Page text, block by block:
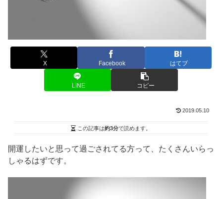
X Facebook はてブ
LINE コピー
2019.05.10
この記事は約3分で読めます。
開運したいと思って過ごされてる方って、たくさんいらっ
しゃるはずです。